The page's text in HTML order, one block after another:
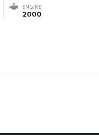
ENGINE
2000